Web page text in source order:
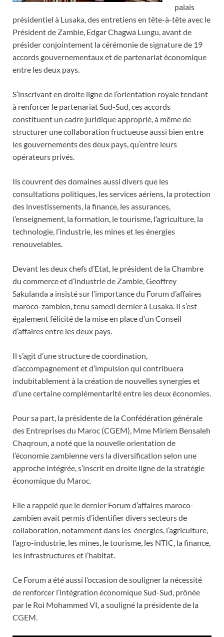
palais
présidentiel à Lusaka, des entretiens en tête-à-tête avec le
Président de Zambie, Edgar Chagwa Lungu, avant de
présider conjointement la cérémonie de signature de 19
accords gouvernementaux et de partenariat économique
entre les deux pays.
S’inscrivant en droite ligne de l’orientation royale tendant
à renforcer le partenariat Sud-Sud, ces accords
constituent un cadre juridique approprié, à même de
structurer une collaboration fructueuse aussi bien entre
les gouvernements des deux pays, qu’entre leurs
opérateurs privés.
Ils couvrent des domaines aussi divers que les
consultations politiques, les services aériens, la protection
des investissements, la finance, les assurances,
l’enseignement, la formation, le tourisme, l’agriculture, la
technologie, l’industrie, les mines et les énergies
renouvelables.
Devant les deux chefs d’Etat, le président de la Chambre
du commerce et d’industrie de Zambie, Geoffrey
Sakulanda a insisté sur l’importance du Forum d’affaires
maroco-zambien, tenu samedi dernier à Lusaka. Il s’est
également félicité de la mise en place d’un Conseil
d’affaires entre les deux pays.
Il s’agit d’une structure de coordination,
d’accompagnement et d’impulsion qui contribuera
indubitablement à la création de nouvelles synergies et
d’une certaine complémentarité entre les deux économies.
Pour sa part, la présidente de la Confédération générale
des Entreprises du Maroc (CGEM), Mme Miriem Bensaleh
Chaqroun, a noté que la nouvelle orientation de
l’économie zambienne vers la diversification selon une
approche intégrée, s’inscrit en droite ligne de la stratégie
économique du Maroc.
Elle a rappelé que le dernier Forum d’affaires maroco-
zambien avait permis d’identifier divers secteurs de
collaboration, notamment dans les énergies, l’agriculture,
l’agro-industrie, les mines, le tourisme, les NTIC, la finance,
les infrastructures et l’habitat.
Ce Forum a été aussi l’occasion de souligner la nécessité
de renforcer l’intégration économique Sud-Sud, prônée
par le Roi Mohammed VI, a souligné la présidente de la
CGEM.